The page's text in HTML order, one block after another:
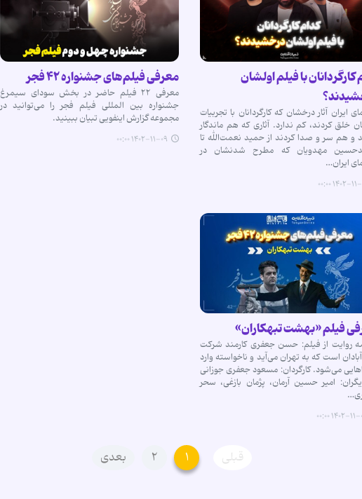
کارگردانان با فیلم اولشان
ایران آثار درخشان که کارگردانان با تجربیات
خلق کردند، کم ندارد. آثاری که هم ماندگار
و هم سر و صدا کردند از حمید نعمت‌الله تا
مهدویان که مطرح شدنشان در
ایران…
۱۱-۱۱ ۰۰:۰۰
معرفی فیلم‌های جشنواره ۴۲ فجر
معرفی ۲۲ فیلم حاضر در بخش سودای سیمرغ
جشنواره بین المللی فیلم فجر را می‌توانید در
مجموعه گزارش اینفویی تبیان ببینید.
۱۴۰۲-۱۱-۰۹ ۰۰:۰۰
فیلم «بهشت تبهکاران»
روایت از فیلم: حسن جعفری کارمند شرکت
است که به تهران می‌آید و ناخواسته وارد
می‌شود. کارگردان: مسعود جعفری جوزانی
امیر حسین آرمان، پژمان بازغی، سحر
۱۱-۰۸ ۰۰:۰۰
قبلی ۱ ۲ بعدی